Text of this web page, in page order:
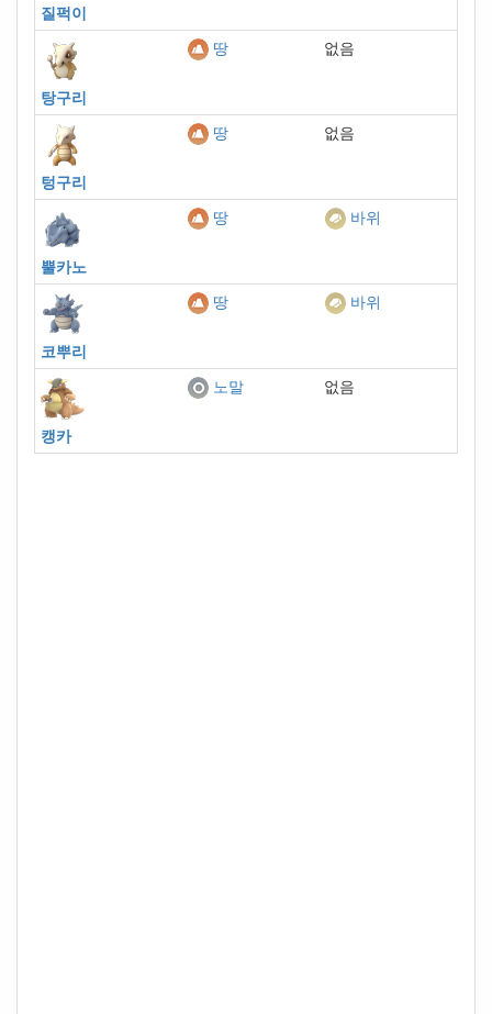
질퍽이
탕구리
땅 없음
텅구리
땅 없음
뿔카노
땅 바위
코뿌리
땅 바위
캥카
노말 없음